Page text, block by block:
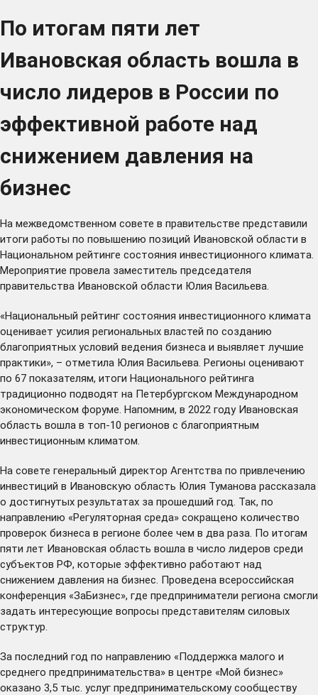
По итогам пяти лет
Ивановская область вошла в
число лидеров в России по
эффективной работе над
снижением давления на
бизнес
На межведомственном совете в правительстве представили
итоги работы по повышению позиций Ивановской области в
Национальном рейтинге состояния инвестиционного климата.
Мероприятие провела заместитель председателя
правительства Ивановской области Юлия Васильева.
«Национальный рейтинг состояния инвестиционного климата
оценивает усилия региональных властей по созданию
благоприятных условий ведения бизнеса и выявляет лучшие
практики», – отметила Юлия Васильева. Регионы оценивают
по 67 показателям, итоги Национального рейтинга
традиционно подводят на Петербургском Международном
экономическом форуме. Напомним, в 2022 году Ивановская
область вошла в топ-10 регионов с благоприятным
инвестиционным климатом.
На совете генеральный директор Агентства по привлечению
инвестиций в Ивановскую область Юлия Туманова рассказала
о достигнутых результатах за прошедший год. Так, по
направлению «Регуляторная среда» сокращено количество
проверок бизнеса в регионе более чем в два раза. По итогам
пяти лет Ивановская область вошла в число лидеров среди
субъектов РФ, которые эффективно работают над
снижением давления на бизнес. Проведена всероссийская
конференция «ЗаБизнес», где предприниматели региона смогли
задать интересующие вопросы представителям силовых
структур.
За последний год по направлению «Поддержка малого и
среднего предпринимательства» в центре «Мой бизнес»
оказано 3,5 тыс. услуг предпринимательскому сообществу